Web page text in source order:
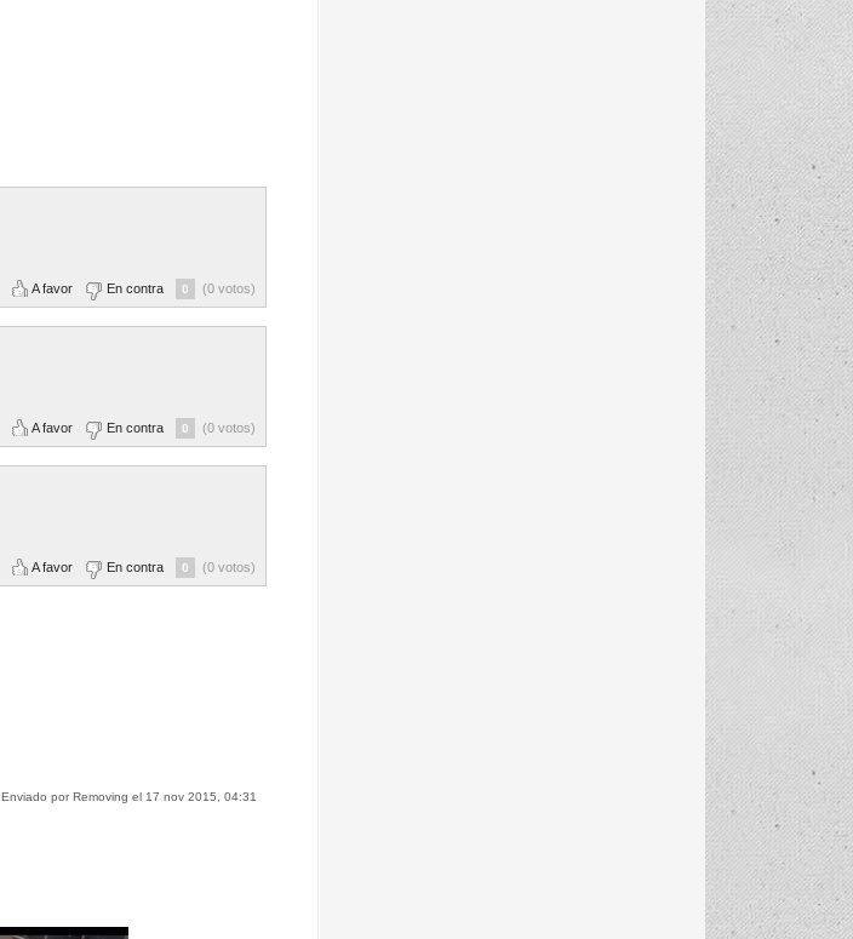
A favor En contra 0 (0 votos)
A favor En contra 0 (0 votos)
A favor En contra 0 (0 votos)
Enviado por Removing el 17 nov 2015, 04:31